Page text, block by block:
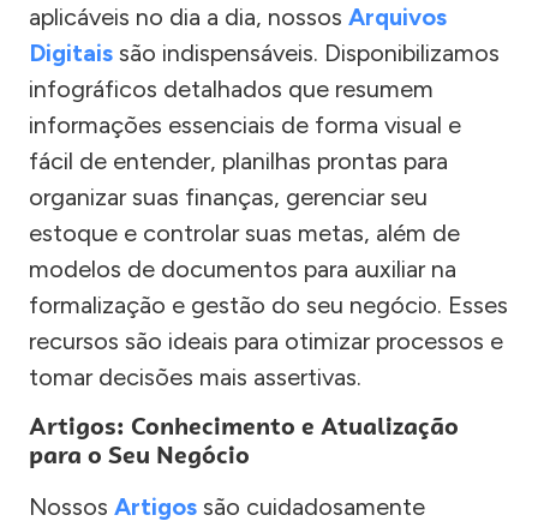
aplicáveis no dia a dia, nossos Arquivos
Digitais são indispensáveis. Disponibilizamos
infográficos detalhados que resumem
informações essenciais de forma visual e
fácil de entender, planilhas prontas para
organizar suas finanças, gerenciar seu
estoque e controlar suas metas, além de
modelos de documentos para auxiliar na
formalização e gestão do seu negócio. Esses
recursos são ideais para otimizar processos e
tomar decisões mais assertivas.
Artigos: Conhecimento e Atualização
para o Seu Negócio
Nossos Artigos são cuidadosamente